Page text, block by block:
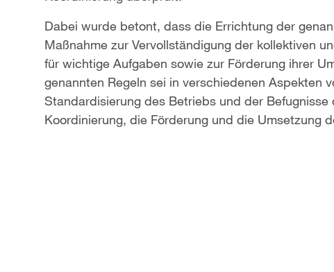
Dabei wurde betont, dass die Errichtung der
Maßnahme zur Vervollständigung der kollektiven
für wichtige Aufgaben sowie zur Förderung ihrer
genannten Regeln sei in verschiedenen Aspekten
Standardisierung des Betriebs und der
Koordinierung, die Förderung und die Umsetzung